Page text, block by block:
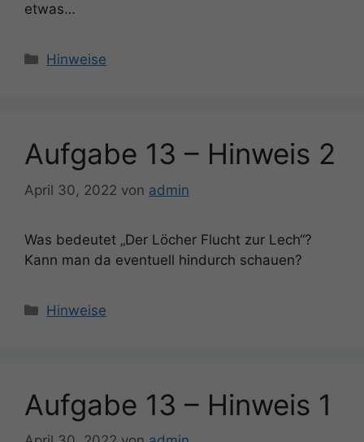
etwas…
Kategorien
Hinweise
Aufgabe 13 – Hinweis 2
April 30, 2022 von admin
Was bedeutet „Der Löcher Flucht zur Lech“?
Kann man da eventuell hindurch schauen?
Kategorien
Hinweise
Aufgabe 13 – Hinweis 1